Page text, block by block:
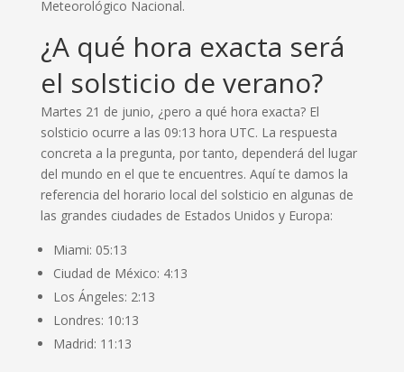
Meteorológico Nacional.
¿A qué hora exacta será
el solsticio de verano?
Martes 21 de junio, ¿pero a qué hora exacta? El
solsticio ocurre a las 09:13 hora UTC. La respuesta
concreta a la pregunta, por tanto, dependerá del lugar
del mundo en el que te encuentres. Aquí te damos la
referencia del horario local del solsticio en algunas de
las grandes ciudades de Estados Unidos y Europa:
Miami: 05:13
Ciudad de México: 4:13
Los Ángeles: 2:13
Londres: 10:13
Madrid: 11:13